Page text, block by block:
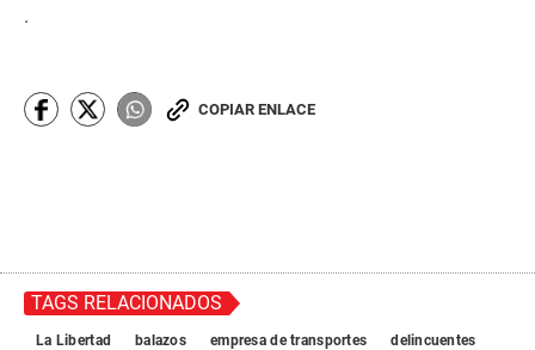
.
COPIAR ENLACE
TAGS RELACIONADOS
La Libertad balazos empresa de transportes
delincuentes